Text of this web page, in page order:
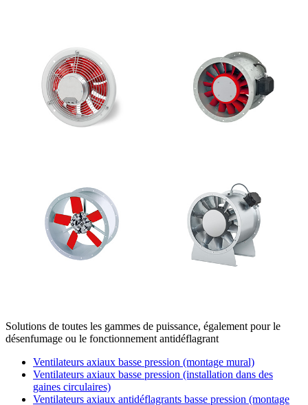
Solutions de toutes les gammes de puissance, également pour le
désenfumage ou le fonctionnement antidéflagrant
Ventilateurs axiaux basse pression (montage mural)
Ventilateurs axiaux basse pression (installation dans des
gaines circulaires)
Ventilateurs axiaux antidéflagrants basse pression (montage